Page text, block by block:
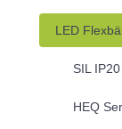
LED
SIL
HEQ